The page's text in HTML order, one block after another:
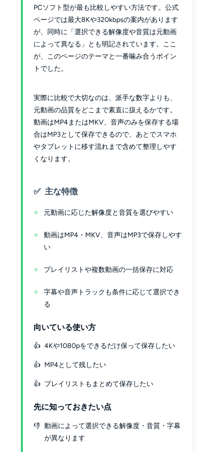
PCソフト型が最も比較しやすい方法です。公式
ページでは最大8Kや320kbpsの案内があります
が、同時に「選択できる解像度や音質は元動画
によって異なる」とも明記されています。ここ
が、このページのテーマと一番噛み合うポイン
トでした。
実際に比較で大切なのは、派手な数字よりも、
元動画の品質をどこまで素直に扱えるかです。
動画はMP4またはMKV、音声のみを保存する場
合はMP3として保存できるので、あとでスマホ
やタブレットに移す流れまで含めて整理しやす
くなります。
主な特徴
元動画に応じた解像度と音質を選びやすい
動画はMP4・MKV、音声はMP3で保存しやす
い
プレイリストや複数動画の一括保存に対応
字幕や音声トラックも条件に応じて選択でき
る
向いている使い方
4Kや1080pをできるだけ保って保存したい
MP4として残したい
プレイリストもまとめて保存したい
先に知っておきたい点
動画によって選択できる解像度・音質・字幕
が異なります